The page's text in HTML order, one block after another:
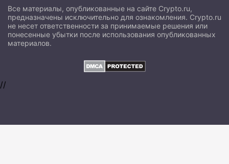
Все материалы, опубликованные на сайте Crypto.ru,
предназначены исключительно для ознакомления. Crypto.ru
не несет ответственности за принимаемые решения или
понесенные убытки после использования опубликованных
материалов.
//